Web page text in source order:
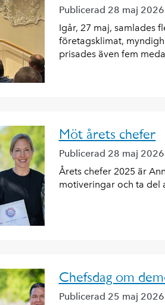
Publicerad 28 maj
Igår, 27 maj, samlades
företagsklimat,
prisades även fem
Möt årets chefer
Publicerad 28 maj
Årets chefer 2025 är
motiveringar och ta del
Chefsdag om
Publicerad 25 maj